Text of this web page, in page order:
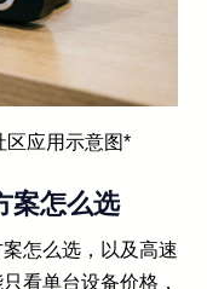
区应用示意图*
案怎么选
怎么选，以及高速
看单台设备价格，